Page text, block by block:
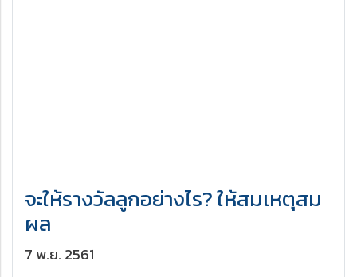
จะให้รางวัลลูกอย่างไร? ให้สมเหตุสม
ผล
7 พ.ย. 2561